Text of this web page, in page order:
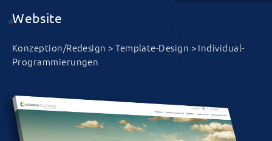
Website
Konzeption/Redesign > Template-Design > Individual-
Programmierungen